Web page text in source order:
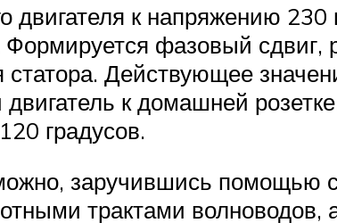
двигателя к напряжению
Формируется фазовый
статора. Действующее
к домашней
градусов.
заручившись
трактами